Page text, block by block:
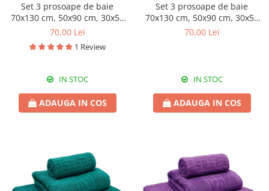
Set 3 prosoape de baie
70x130 cm, 50x90 cm, 30x50
cm, bumbac, gri
70,00 Lei
1 Review
IN STOC
ADAUGA IN COS
Set 3 prosoape de baie
70x130 cm, 50x90 cm, 30x50
cm, bumbac, corai
70,00 Lei
IN STOC
ADAUGA IN COS